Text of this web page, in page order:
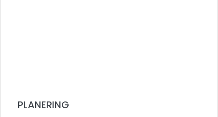
PLANERING